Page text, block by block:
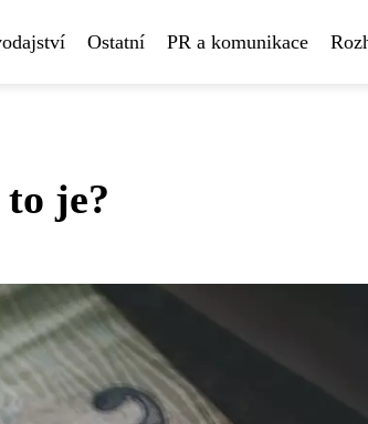
Ostatní PR a komunikace
je?